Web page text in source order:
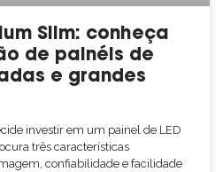
Slim: conheça
de painéis de
e grandes
investir em um painel de LED
três características
confiabilidade e facilidade